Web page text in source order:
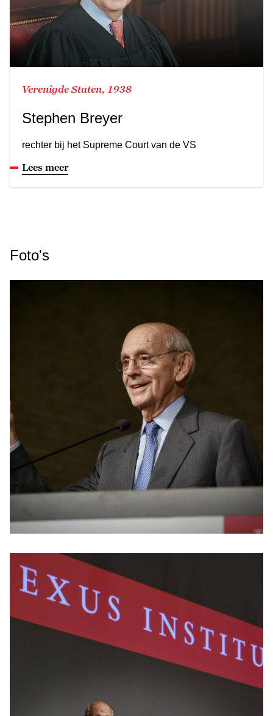
Verenigde Staten, 1938
Stephen Breyer
rechter bij het Supreme Court van de VS
Lees meer
Foto's